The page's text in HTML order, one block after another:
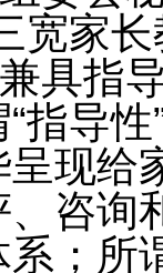
宽家
具指
指导
现给
咨询
；所